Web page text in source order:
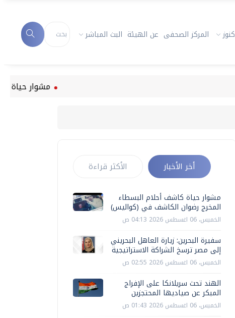
كنوز المركز الصحفى عن الهيئة البث المباشر
مشوار حياة كاشف
أخر الأخبار الأكثر قراءة
مشوار حياة كاشف أحلام البسطاء
المخرج رضوان الكاشف في (كواليس)
الخميس، 06 اغسطس 2026 04:13 ص
سفيرة البحرين: زيارة العاهل البحريني
إلى مصر ترسخ الشراكة الاستراتيجية
الخميس، 06 اغسطس 2026 02:55 ص
الهند تحث سريلانكا على الإفراج
المبكر عن صياديها المحتجزين
الخميس، 06 اغسطس 2026 01:43 ص